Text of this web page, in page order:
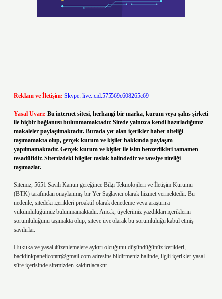
Reklam ve İletişim: Skype: live:.cid.575569c608265c69
Yasal Uyarı: Bu internet sitesi, herhangi bir marka, kurum veya şahıs şirketi
ile hiçbir bağlantısı bulunmamaktadır. Sitede yalnızca kendi hazırladığımız
makaleler paylaşılmaktadır. Burada yer alan içerikler haber niteliği
taşımamakta olup, gerçek kurum ve kişiler hakkında paylaşım
yapılmamaktadır. Gerçek kurum ve kişiler ile isim benzerlikleri tamamen
tesadüfidir. Sitemizdeki bilgiler taslak halindedir ve tavsiye niteliği
taşımazlar.
Sitemiz, 5651 Sayılı Kanun gereğince Bilgi Teknolojileri ve İletişim Kurumu
(BTK) tarafından onaylanmış bir Yer Sağlayıcı olarak hizmet vermektedir. Bu
nedenle, sitedeki içerikleri proaktif olarak denetleme veya araştırma
yükümlülüğümüz bulunmamaktadır. Ancak, üyelerimiz yazdıkları içeriklerin
sorumluluğunu taşımakta olup, siteye üye olarak bu sorumluluğu kabul etmiş
sayılırlar.
Hukuka ve yasal düzenlemelere aykırı olduğunu düşündüğünüz içerikleri,
backlinkpanelicomtr@gmail.com adresine bildirmeniz halinde, ilgili içerikler yasal
süre içerisinde sitemizden kaldırılacaktır.